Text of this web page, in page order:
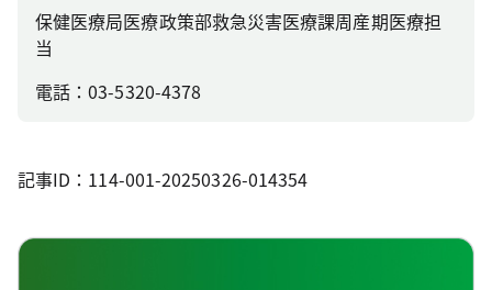
保健医療局医療政策部救急災害医療課周産期医療担
当
電話：03-5320-4378
記事ID：114-001-20250326-014354